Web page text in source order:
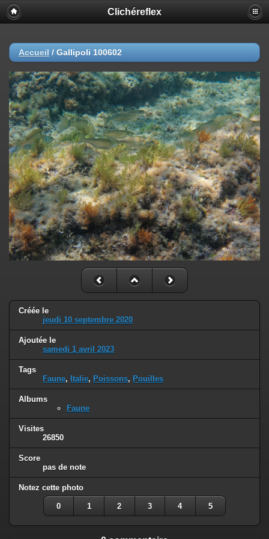
Clichéreflex
Accueil / Gallipoli 100602
Créée le
jeudi 10 septembre 2020
Ajoutée le
samedi 1 avril 2023
Tags
Faune, Italie, Poissons, Pouilles
Albums
Faune
Visites
26850
Score
pas de note
Notez cette photo
0 1 2 3 4 5